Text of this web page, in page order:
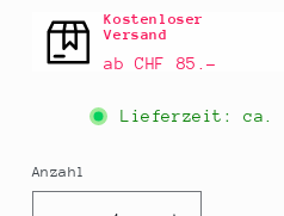
Kostenloser
Versand
ab CHF 85.–
Lieferzeit: ca.
Anzahl
Anzahl